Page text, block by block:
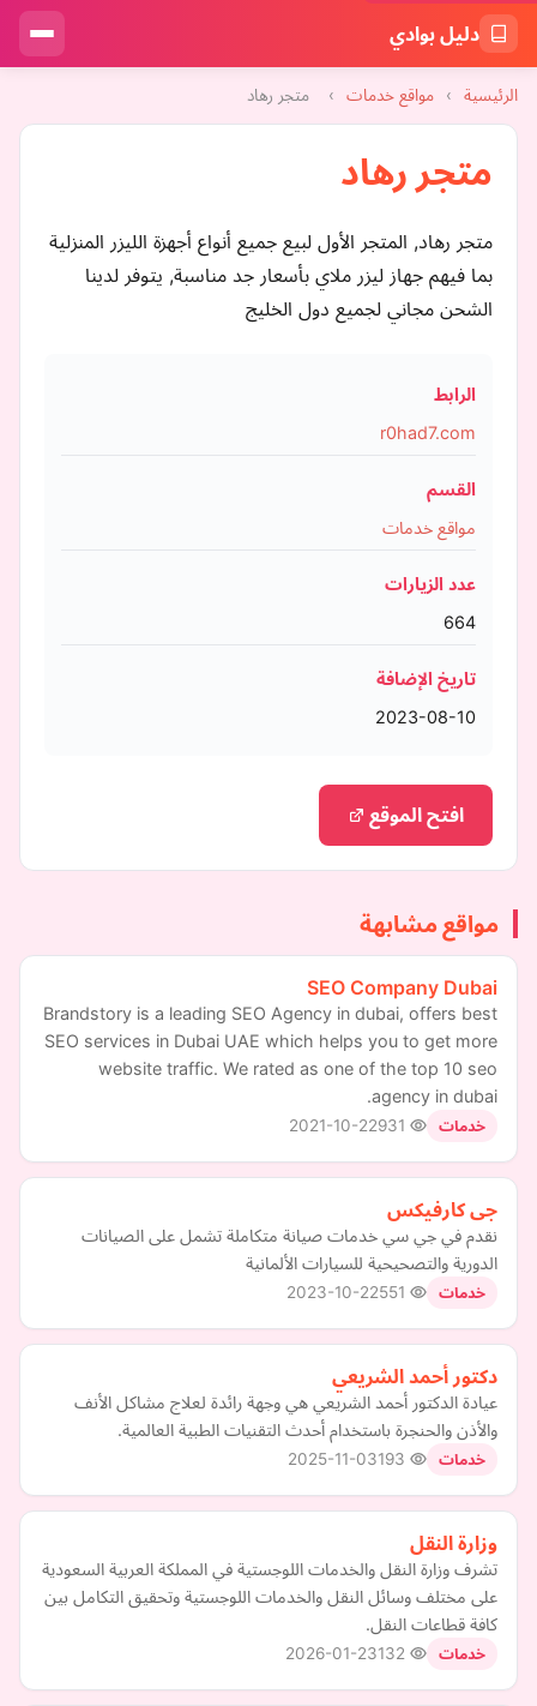
دليل بوادي
الرئيسية › مواقع خدمات › متجر رهاد
متجر رهاد
متجر رهاد, المتجر الأول لبيع جميع أنواع أجهزة الليزر المنزلية
بما فيهم جهاز ليزر ملاي بأسعار جد مناسبة, يتوفر لدينا
الشحن مجاني لجميع دول الخليج
الرابط
r0had7.com
القسم
مواقع خدمات
عدد الزيارات
664
تاريخ الإضافة
2023-08-10
افتح الموقع
مواقع مشابهة
SEO Company Dubai
Brandstory is a leading SEO Agency in dubai, offers best
SEO services in Dubai UAE which helps you to get more
website traffic. We rated as one of the top 10 seo
agency in dubai.
خدمات 2021-10-22
جى كارفيكس
نقدم في جي سي خدمات صيانة متكاملة تشمل على الصيانات
الدورية والتصحيحية للسيارات الألمانية
خدمات 2023-10-22
دكتور أحمد الشريعي
عيادة الدكتور أحمد الشريعي هي وجهة رائدة لعلاج مشاكل الأنف
والأذن والحنجرة باستخدام أحدث التقنيات الطبية العالمية.
خدمات 2025-11-03
وزارة النقل
تشرف وزارة النقل والخدمات اللوجستية في المملكة العربية السعودية
على مختلف وسائل النقل والخدمات اللوجستية وتحقيق التكامل بين
كافة قطاعات النقل.
خدمات 2026-01-23